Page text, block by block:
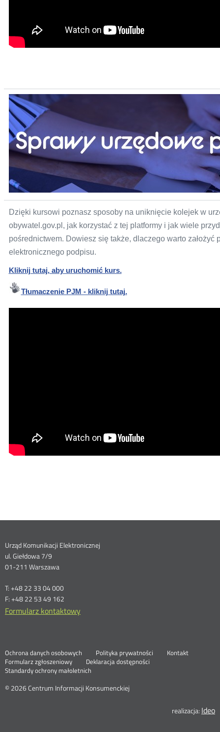
Dzięki kursowi poznasz sposoby na uniknięcie kolejek w
obywatel.gov.pl, jak korzystać z tej platformy i jak wiele
pośrednictwem. Dowiesz się także, dlaczego warto
elektronicznego podpisu.
Kliknij tutaj, aby uruchomić kurs.Nowa
Tłumaczenie PJM - kliknij tutaj.
Dane
kontaktowe
Urząd Komunikacji Elektronicznej
ul. Giełdowa 7/9
01-211 Warszawa
T: +48 22 33 04 000
F: +48 22 53 49 162
Formularz kontaktowy
Ochrona danych osobowych Polityka prywatności
Kontakt
Formularz zgłoszeniowy
Nowa
karta
Deklaracja dostępności
Standardy ochrony małoletnich
© 2026 Centrum Informacji Konsumenckiej
realizacja: Ideo